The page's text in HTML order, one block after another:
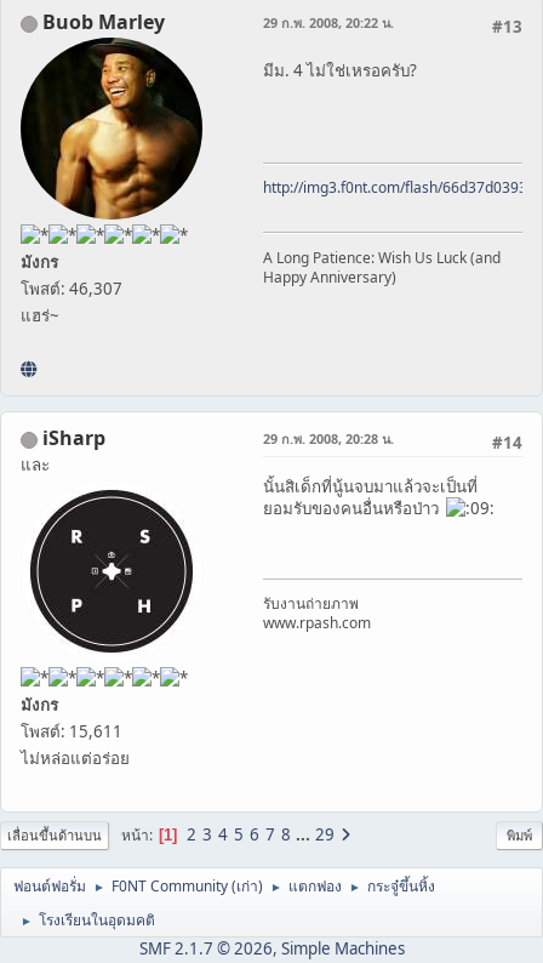
Buob Marley
มังกร
โพสต์: 46,307
แฮร่~
#13
29 ก.พ. 2008, 20:22 น.
มีม. 4 ไม่ใช่เหรอครับ?
http://img3.f0nt.com/flash/
A Long Patience: Wish Us Luck (and
Happy Anniversary)
iSharp
และ
มังกร
โพสต์: 15,611
ไม่หล่อแต่อร่อย
#14
29 ก.พ. 2008, 20:28 น.
นั้นสิเด็กที่นู้นจบมาแล้วจะเป็นที่
ยอมรับของคนอื่นหรือป่าว
รับงานถ่ายภาพ
www.rpash.com
พิมพ์
เลื่อนขึ้นด้านบน หน้า 1 2 3 4 5 6 7 8 ... 29
ฟอนต์ฟอรั่ม ► F0NT Community (เก่า) ► แตกฟอง ► กระจู๋ขึ้นหิ้ง
► โรงเรียนในอุดมคติ
SMF 2.1.7 © 2026, Simple Machines